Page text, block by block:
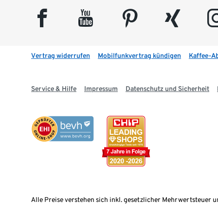
facebook youtube pinterest xing
Vertrag widerrufen Mobilfunkvertrag kündigen Kaffee-
Service & Hilfe Impressum Datenschutz und Sicherheit
Alle Preise verstehen sich inkl. gesetzlicher Mehrwertsteuer